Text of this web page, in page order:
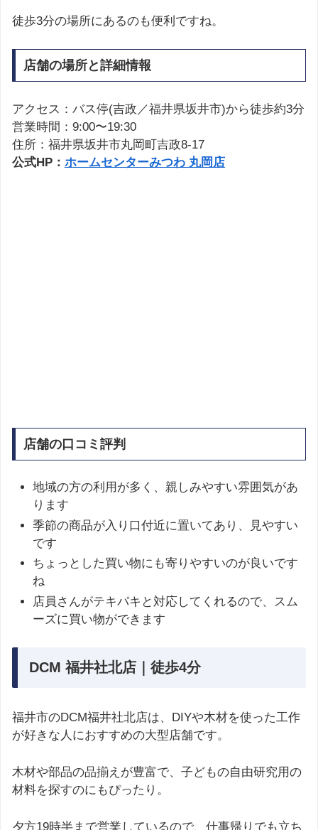
徒歩3分の場所にあるのも便利ですね。
店舗の場所と詳細情報
アクセス：バス停(吉政／福井県坂井市)から徒歩約3分
営業時間：9:00〜19:30
住所：福井県坂井市丸岡町吉政8-17
公式HP： ホームセンターみつわ 丸岡店
店舗の口コミ評判
地域の方の利用が多く、親しみやすい雰囲気があ
ります
季節の商品が入り口付近に置いてあり、見やすい
です
ちょっとした買い物にも寄りやすいのが良いです
ね
店員さんがテキパキと対応してくれるので、スム
ーズに買い物ができます
DCM 福井社北店｜徒歩4分
福井市のDCM福井社北店は、DIYや木材を使った工作
が好きな人におすすめの大型店舗です。
木材や部品の品揃えが豊富で、子どもの自由研究用の
材料を探すのにもぴったり。
夕方19時半まで営業しているので、仕事帰りでも立ち